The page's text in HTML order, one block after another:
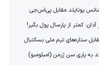
یونایتد مقابل پی‌اس‌جی
کمتر از پارسال پول بگیر!
ستاره‌های تیم ملی بسکتبال
به پاری سن ژرمن (امبئومبو)